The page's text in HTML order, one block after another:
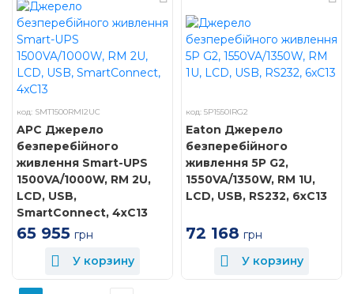
код: SMT1500RMI2UC
APC Джерело
безперебійного
живлення Smart-UPS
1500VA/1000W, RM 2U,
LCD, USB,
SmartConnect, 4xC13
65 955 грн
У корзину
код: 5P1550IRG2
Eaton Джерело
безперебійного
живлення 5P G2,
1550VA/1350W, RM 1U,
LCD, USB, RS232, 6xC13
72 168 грн
У корзину